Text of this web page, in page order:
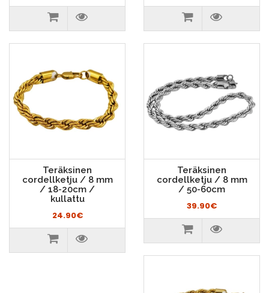
Teräksinen
cordellketju / 8 mm
/ 18-20cm /
kullattu
24.90€
Teräksinen
cordellketju / 8 mm
/ 50-60cm
39.90€